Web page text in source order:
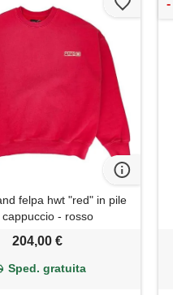
felpa hwt "red" in pile
cappuccio - rosso
204,00 €
Sped. gratuita